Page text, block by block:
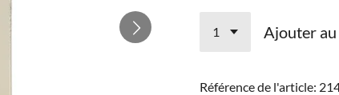
Ajouter
Référence de l'article: